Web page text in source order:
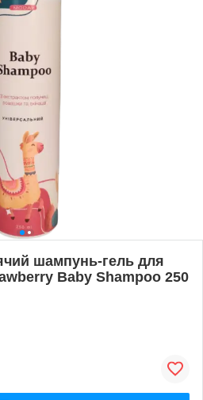
шампунь-гель для
Baby Shampoo 250